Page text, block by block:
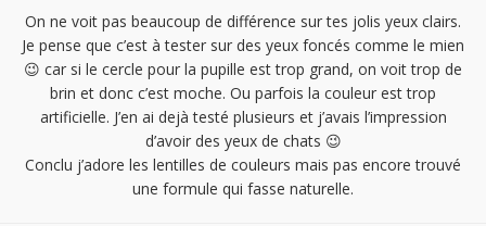
On ne voit pas beaucoup de différence sur tes jolis yeux clairs.
Je pense que c’est à tester sur des yeux foncés comme le mien
😉 car si le cercle pour la pupille est trop grand, on voit trop de
brin et donc c’est moche. Ou parfois la couleur est trop
artificielle. J’en ai dejà testé plusieurs et j’avais l’impression
d’avoir des yeux de chats 😉
Conclu j’adore les lentilles de couleurs mais pas encore trouvé
une formule qui fasse naturelle.